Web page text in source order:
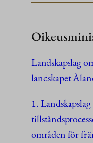
Landskapslag
landskapet
1.
områden för